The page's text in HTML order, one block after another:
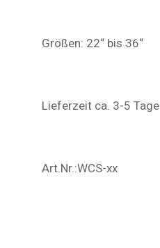
Größen: 22“ bis 36“
Lieferzeit ca. 3-5 Tage
Art.Nr.:WCS-xx